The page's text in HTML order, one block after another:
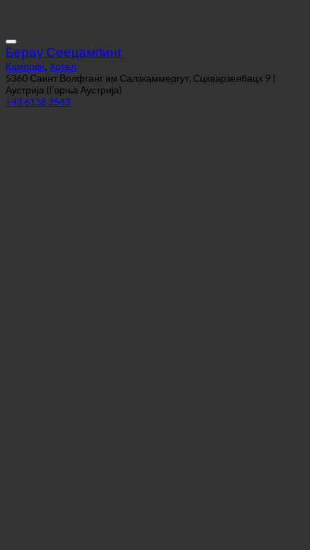
Берау Сеецампинг
Кампови, Хотел
5360 Саинт Волфганг им Салзкаммергут, Сцхварзенбацх 9 |
Аустрија (Горња Аустрија)
+43 6138 2543